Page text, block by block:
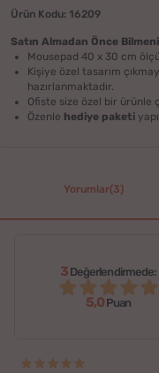
Ürün Kodu: 16209
Satın Almadan Önce
Mousepad 40 x 30 cm
Kişiye özel tasarım
hazırlanmaktadır.
Ofiste size özel bir ürünle
Özenle hediye paketi
Yorumlar(3)
3Değerlendirmede:
5,0Puan